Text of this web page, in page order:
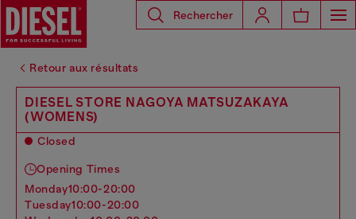
Rechercher
Retour aux résultats
DIESEL STORE NAGOYA MATSUZAKAYA
(WOMENS)
Closed
Opening Times
monday10:00-20:00
tuesday10:00-20:00